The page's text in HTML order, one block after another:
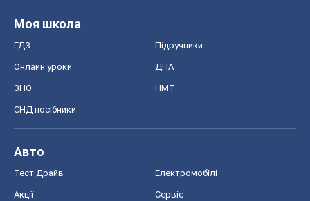
Моя школа
ГДЗ Підручники
Онлайн уроки ДПА
ЗНО НМТ
СНД посібники
Авто
Тест Драйв Електромобілі
Акції Сервіс